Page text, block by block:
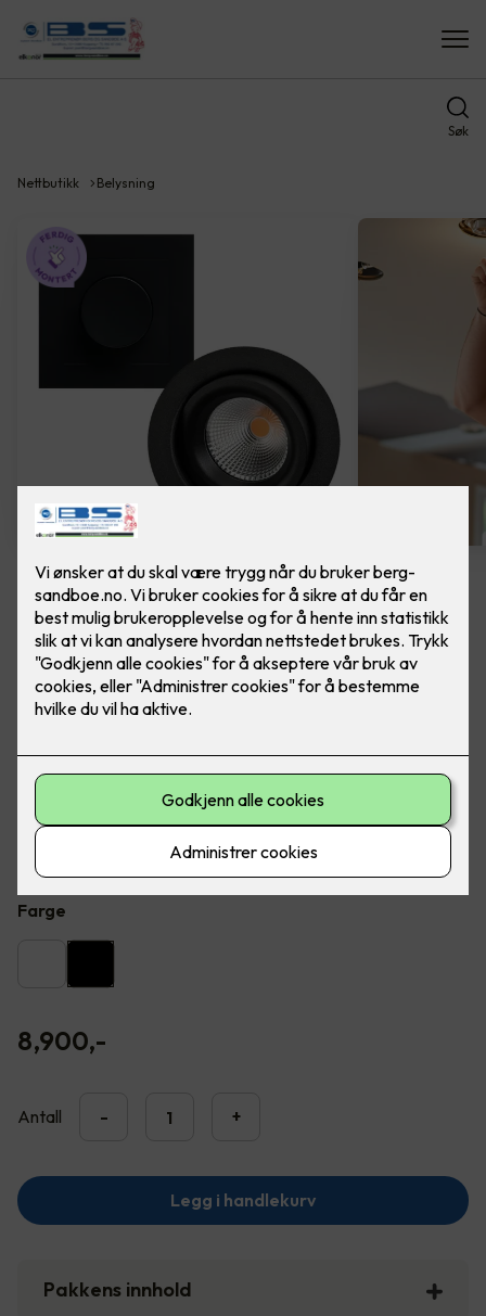
Søk
Nettbutikk Belysning
10 stk sorte LED downlights
rehab inkl. LED dimmer
Ferdig montert Junistar ECO 2700 m/ LED
Flott LED downlight med 42 graders spredning og 30
graders vipp i to retninger til innendørs bruke, inkl. LED
dimmer. Inkludert montering.
Farge
8,900,-
Antall - +
Legg i handlekurv
Pakkens innhold